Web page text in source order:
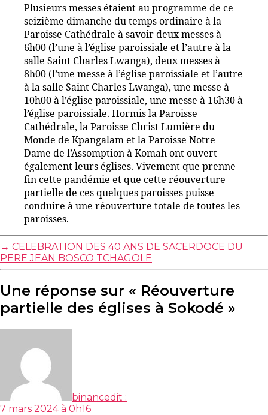
Plusieurs messes étaient au programme de ce
seizième dimanche du temps ordinaire à la
Paroisse Cathédrale à savoir deux messes à
6h00 (l’une à l’église paroissiale et l’autre à la
salle Saint Charles Lwanga), deux messes à
8h00 (l’une messe à l’église paroissiale et l’autre
à la salle Saint Charles Lwanga), une messe à
10h00 à l’église paroissiale, une messe à 16h30 à
l’église paroissiale. Hormis la Paroisse
Cathédrale, la Paroisse Christ Lumière du
Monde de Kpangalam et la Paroisse Notre
Dame de l’Assomption à Komah ont ouvert
également leurs églises. Vivement que prenne
fin cette pandémie et que cette réouverture
partielle de ces quelques paroisses puisse
conduire à une réouverture totale de toutes les
paroisses.
→ CELEBRATION DES 40 ANS DE SACERDOCE DU
PERE JEAN BOSCO TCHAGOLE
Une réponse sur « Réouverture
partielle des églises à Sokodé »
binancedit :
7 mars 2024 à 0h16